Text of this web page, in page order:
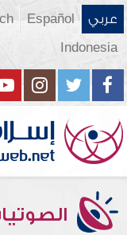
عربي Español
Indonesia